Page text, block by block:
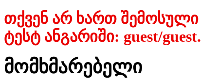
თქვენ არ ხართ შემოსული
ტესტ ანგარიში: guest/guest.
მომხმარებელი